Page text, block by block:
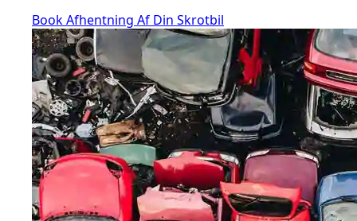
Book Afhentning Af Din Skrotbil